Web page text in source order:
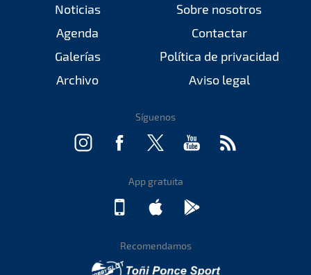
Noticias
Agenda
Galerías
Archivo
Sobre nosotros
Contactar
Política de privacidad
Aviso legal
Síguenos
App gratuita
Recomendamos